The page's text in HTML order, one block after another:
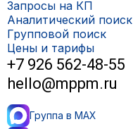
Запросы на КП
Аналитический поиск
Групповой поиск
Цены и тарифы
+7 926 562-48-55
hello@mppm.ru
Группа в MAX